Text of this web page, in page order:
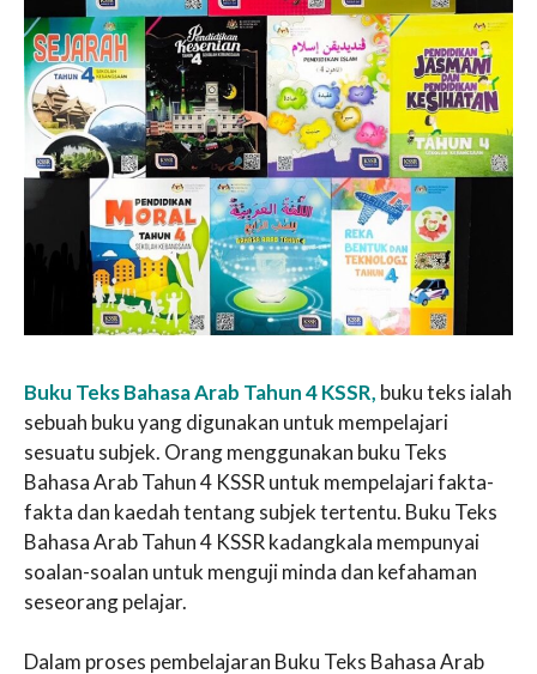
Buku Teks Bahasa Arab Tahun 4 KSSR, buku teks ialah
sebuah buku yang digunakan untuk mempelajari
sesuatu subjek. Orang menggunakan buku Teks
Bahasa Arab Tahun 4 KSSR untuk mempelajari fakta-
fakta dan kaedah tentang subjek tertentu. Buku Teks
Bahasa Arab Tahun 4 KSSR kadangkala mempunyai
soalan-soalan untuk menguji minda dan kefahaman
seseorang pelajar.
Dalam proses pembelajaran Buku Teks Bahasa Arab